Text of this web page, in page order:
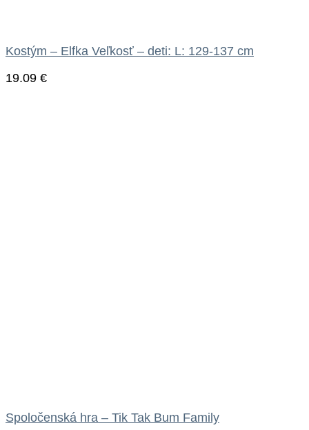
Kostým – Elfka Veľkosť – deti: L: 129-137 cm
19.09 €
Spoločenská hra – Tik Tak Bum Family